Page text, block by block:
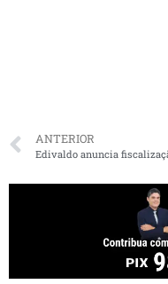
ANTERIOR